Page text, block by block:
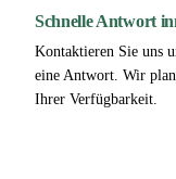
Schnelle Antwort
Kontaktieren Sie uns
eine Antwort. Wir
Ihrer Verfügbarkeit.